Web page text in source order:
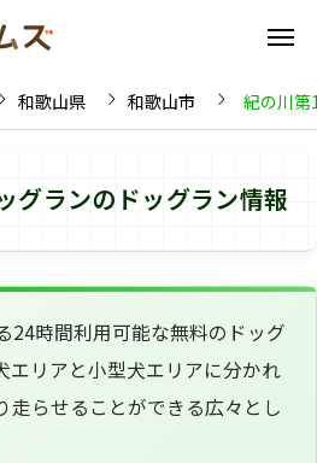
和歌山県 和歌山市 紀の川第
グランのドッグラン情報
24時間利用可能な無料のドッグ
エリアと小型犬エリアに分かれ
走らせることができる広々とし